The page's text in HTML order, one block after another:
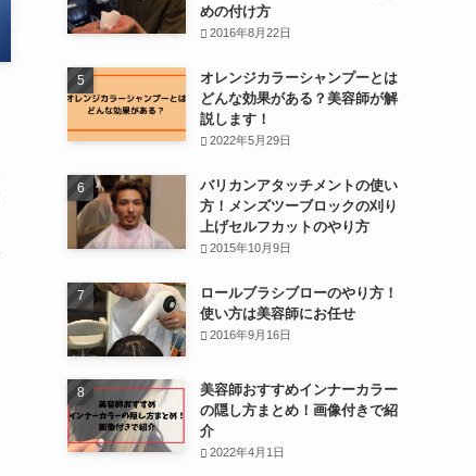
めの付け方
2016年8月22日
オレンジカラーシャンプーとは
どんな効果がある？美容師が解
説します！
2022年5月29日
バリカンアタッチメントの使い
方！メンズツーブロックの刈り
上げセルフカットのやり方
2015年10月9日
ロールブラシブローのやり方！
使い方は美容師にお任せ
2016年9月16日
美容師おすすめインナーカラー
の隠し方まとめ！画像付きで紹
介
2022年4月1日